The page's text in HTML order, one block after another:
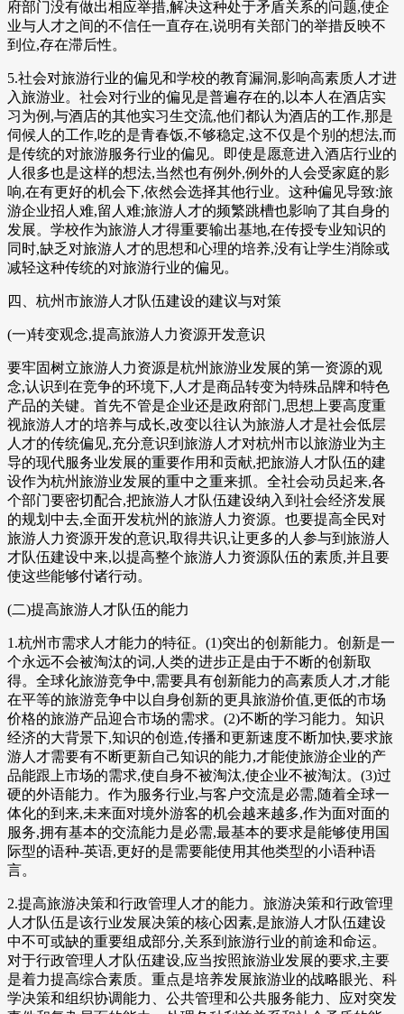
府部门没有做出相应举措,解决这种处于矛盾关系的问题,使企
业与人才之间的不信任一直存在,说明有关部门的举措反映不
到位,存在滞后性。
5.社会对旅游行业的偏见和学校的教育漏洞,影响高素质人才进
入旅游业。社会对行业的偏见是普遍存在的,以本人在酒店实
习为例,与酒店的其他实习生交流,他们都认为酒店的工作,那是
伺候人的工作,吃的是青春饭,不够稳定,这不仅是个别的想法,而
是传统的对旅游服务行业的偏见。即使是愿意进入酒店行业的
人很多也是这样的想法,当然也有例外,例外的人会受家庭的影
响,在有更好的机会下,依然会选择其他行业。这种偏见导致:旅
游企业招人难,留人难;旅游人才的频繁跳槽也影响了其自身的
发展。学校作为旅游人才得重要输出基地,在传授专业知识的
同时,缺乏对旅游人才的思想和心理的培养,没有让学生消除或
减轻这种传统的对旅游行业的偏见。
四、杭州市旅游人才队伍建设的建议与对策
(一)转变观念,提高旅游人力资源开发意识
要牢固树立旅游人力资源是杭州旅游业发展的第一资源的观
念,认识到在竞争的环境下,人才是商品转变为特殊品牌和特色
产品的关键。首先不管是企业还是政府部门,思想上要高度重
视旅游人才的培养与成长,改变以往认为旅游人才是社会低层
人才的传统偏见,充分意识到旅游人才对杭州市以旅游业为主
导的现代服务业发展的重要作用和贡献,把旅游人才队伍的建
设作为杭州旅游业发展的重中之重来抓。全社会动员起来,各
个部门要密切配合,把旅游人才队伍建设纳入到社会经济发展
的规划中去,全面开发杭州的旅游人力资源。也要提高全民对
旅游人力资源开发的意识,取得共识,让更多的人参与到旅游人
才队伍建设中来,以提高整个旅游人力资源队伍的素质,并且要
使这些能够付诸行动。
(二)提高旅游人才队伍的能力
1.杭州市需求人才能力的特征。(1)突出的创新能力。创新是一
个永远不会被淘汰的词,人类的进步正是由于不断的创新取
得。全球化旅游竞争中,需要具有创新能力的高素质人才,才能
在平等的旅游竞争中以自身创新的更具旅游价值,更低的市场
价格的旅游产品迎合市场的需求。(2)不断的学习能力。知识
经济的大背景下,知识的创造,传播和更新速度不断加快,要求旅
游人才需要有不断更新自己知识的能力,才能使旅游企业的产
品能跟上市场的需求,使自身不被淘汰,使企业不被淘汰。(3)过
硬的外语能力。作为服务行业,与客户交流是必需,随着全球一
体化的到来,未来面对境外游客的机会越来越多,作为面对面的
服务,拥有基本的交流能力是必需,最基本的要求是能够使用国
际型的语种-英语,更好的是需要能使用其他类型的小语种语
言。
2.提高旅游决策和行政管理人才的能力。旅游决策和行政管理
人才队伍是该行业发展决策的核心因素,是旅游人才队伍建设
中不可或缺的重要组成部分,关系到旅游行业的前途和命运。
对于行政管理人才队伍建设,应当按照旅游业发展的要求,主要
是着力提高综合素质。重点是培养发展旅游业的战略眼光、科
学决策和组织协调能力、公共管理和公共服务能力、应对突发